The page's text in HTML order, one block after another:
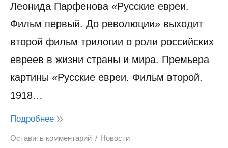
Леонида Парфенова «Русские евреи.
Фильм первый. До революции» выходит
второй фильм трилогии о роли российских
евреев в жизни страны и мира. Премьера
картины «Русские евреи. Фильм второй.
1918…
Подробнее
Оставить комментарий
Новости